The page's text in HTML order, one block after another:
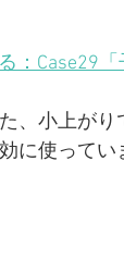
【収納と
：Case29
、小上がり
に使ってい